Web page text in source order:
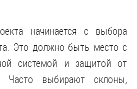
начинается с выбора
Это должно быть место с
системой и защитой от
Часто выбирают склоны,